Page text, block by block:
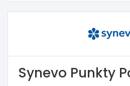
Synevo Punkty